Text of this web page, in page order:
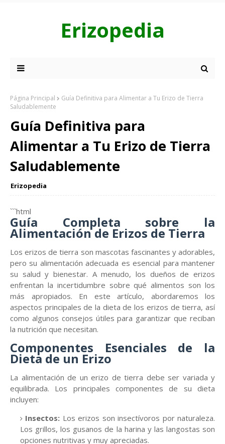
Erizopedia
Página Principal
Guía Definitiva para Alimentar a Tu Erizo de Tierra
Saludablemente
Guía Definitiva para
Alimentar a Tu Erizo de Tierra
Saludablemente
Erizopedia
```html
Guía Completa sobre la
Alimentación de Erizos de Tierra
Los erizos de tierra son mascotas fascinantes y adorables,
pero su alimentación adecuada es esencial para mantener
su salud y bienestar. A menudo, los dueños de erizos
enfrentan la incertidumbre sobre qué alimentos son los
más apropiados. En este artículo, abordaremos los
aspectos principales de la dieta de los erizos de tierra, así
como algunos consejos útiles para garantizar que reciban
la nutrición que necesitan.
Componentes Esenciales de la
Dieta de un Erizo
La alimentación de un erizo de tierra debe ser variada y
equilibrada. Los principales componentes de su dieta
incluyen:
Insectos: Los erizos son insectívoros por naturaleza.
Los grillos, los gusanos de la harina y las langostas son
opciones nutritivas y muy apreciadas.